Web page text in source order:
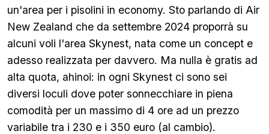
un'area per i pisolini in economy. Sto parlando di Air
New Zealand che da settembre 2024 proporrà su
alcuni voli l'area Skynest, nata come un concept e
adesso realizzata per davvero. Ma nulla è gratis ad
alta quota, ahinoi: in ogni Skynest ci sono sei
diversi loculi dove poter sonnecchiare in piena
comodità per un massimo di 4 ore ad un prezzo
variabile tra i 230 e i 350 euro (al cambio).